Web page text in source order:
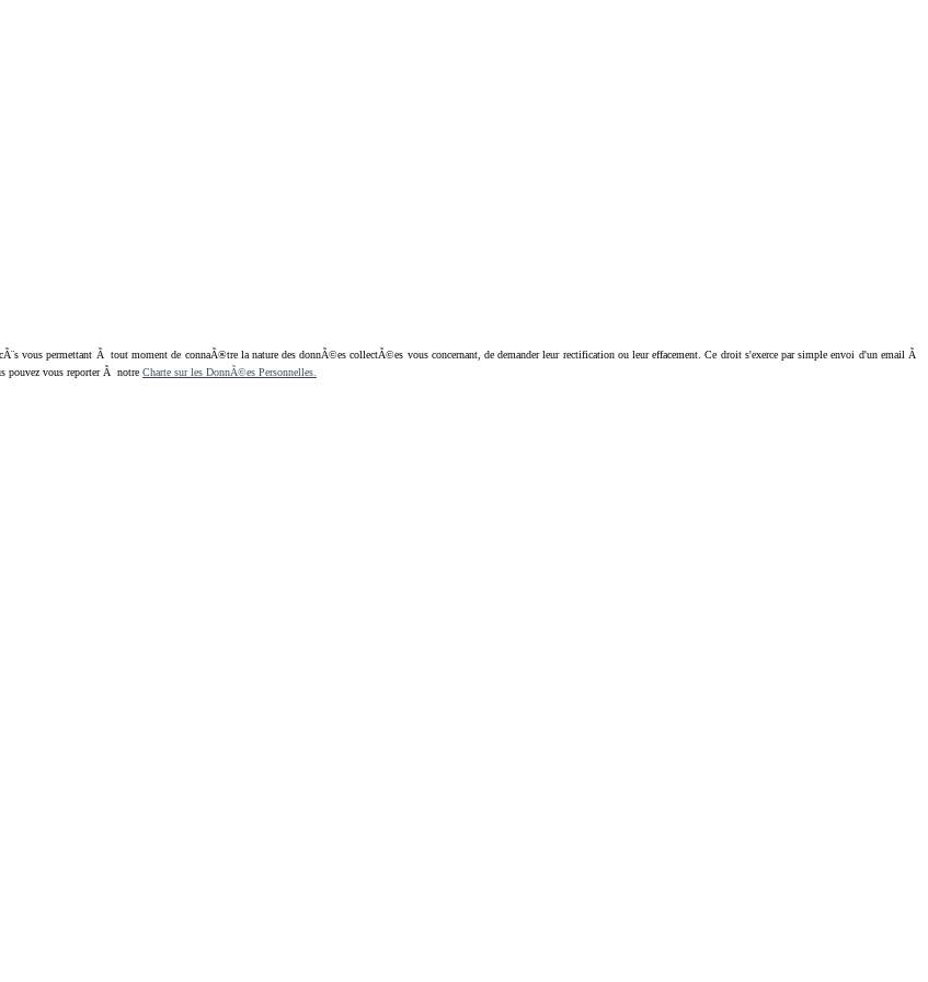
permettant Ã tout moment de connaÃ®tre la nature des donnÃ©es collectÃ©es vous concernant, de demander leur rectification ou leur effacement. Ce droit s'exerce par simple envoi d'un email Ã
pouvez vous reporter Ã notre Charte sur les DonnÃ©es Personnelles.